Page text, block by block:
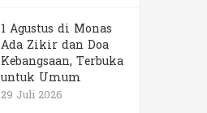
1 Agustus di Monas
Ada Zikir dan Doa
Kebangsaan, Terbuka
untuk Umum
29 Juli 2026